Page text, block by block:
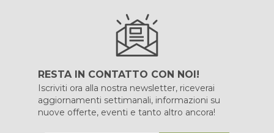
RESTA IN CONTATTO CON NOI!
Iscriviti ora alla nostra newsletter, riceverai
aggiornamenti settimanali, informazioni su
nuove offerte, eventi e tanto altro ancora!